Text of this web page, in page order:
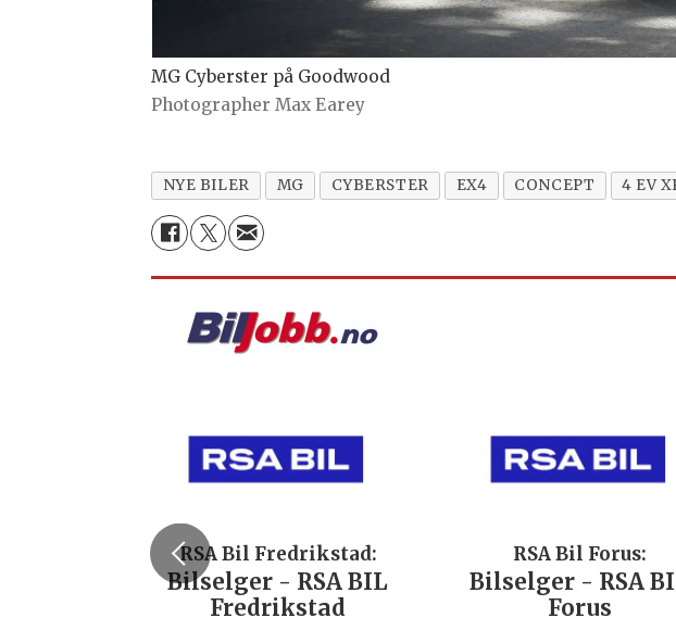
MG Cyberster på Goodwood
Photographer Max Earey
NYE BILER MG CYBERSTER EX4 CONCEPT 4 EV
RSA Bil Fredrikstad:
Bilselger - RSA BIL
Fredrikstad
RSA Bil Forus:
Bilselger - RSA
Forus